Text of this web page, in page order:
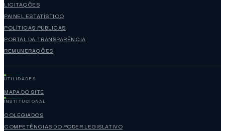
LICITAÇÕES
PAINEL ESTATÍSTICO
POLÍTICAS PÚBLICAS
PORTAL DA TRANSPARÊNCIA
REMUNERAÇÕES
UTILIDADES
MAPA DO SITE
INSTITUCIONAL
COLEGIADOS
COMPETÊNCIAS DO PODER LEGISLATIVO